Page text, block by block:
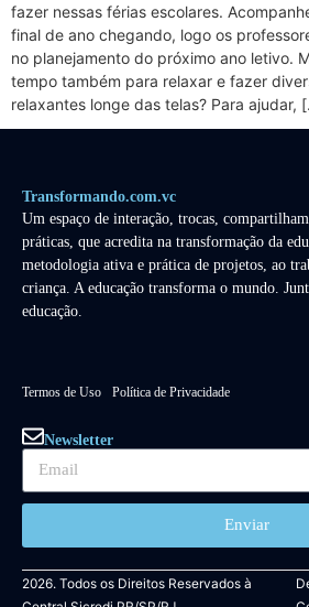
fazer nessas férias escolares.
final de ano chegando, logo os
no planejamento do próximo ano letivo.
tempo também para relaxar e fazer
relaxantes longe das telas? Para ajudar,
Transformando.com.vc
Um espaço de interação, trocas,
práticas, que acredita na transformação da
metodologia ativa e prática de projetos, ao
criança. A educação transforma o mundo.
educação.
Termos de Uso Política de Privacidade
Newsletter
Enviar
2026. Todos os Direitos Reservados à